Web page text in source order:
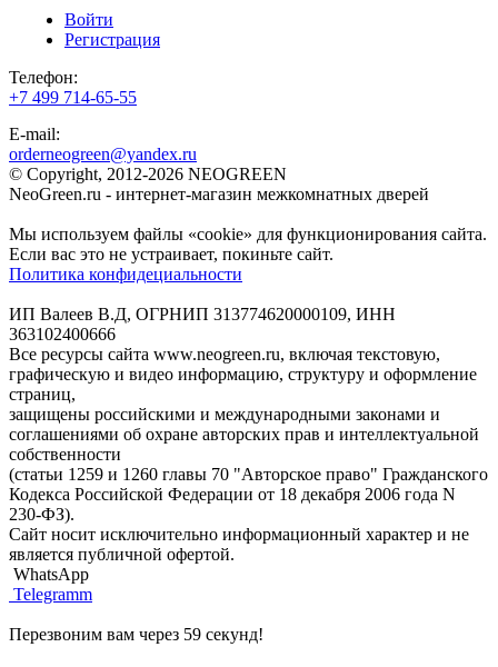
Войти
Регистрация
Телефон:
+7 499 714-65-55
E-mail:
orderneogreen@yandex.ru
© Copyright, 2012-2026 NEOGREEN
NeoGreen.ru - интернет-магазин межкомнатных дверей
Мы используем файлы «cookie» для функционирования сайта.
Если вас это не устраивает, покиньте сайт.
Политика конфидециальности
ИП Валеев В.Д, ОГРНИП 313774620000109, ИНН
363102400666
Все ресурсы сайта www.neogreen.ru, включая текстовую,
графическую и видео информацию, структуру и оформление
страниц,
защищены российскими и международными законами и
соглашениями об охране авторских прав и интеллектуальной
собственности
(статьи 1259 и 1260 главы 70 "Авторское право" Гражданского
Кодекса Российской Федерации от 18 декабря 2006 года N
230-ФЗ).
Сайт носит исключительно информационный характер и не
является публичной офертой.
WhatsApp
Telegramm
Перезвоним вам через 59 секунд!